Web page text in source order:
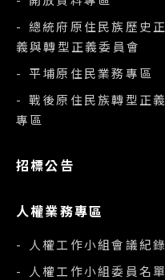
- 總統府原住民族歷史正
義與轉型正義委員會
- 平埔原住民業務專區
- 戰後原住民族轉型正義
專區
招標公告
人權業務專區
- 人權工作小組會議紀錄
- 人權工作小組委員名單